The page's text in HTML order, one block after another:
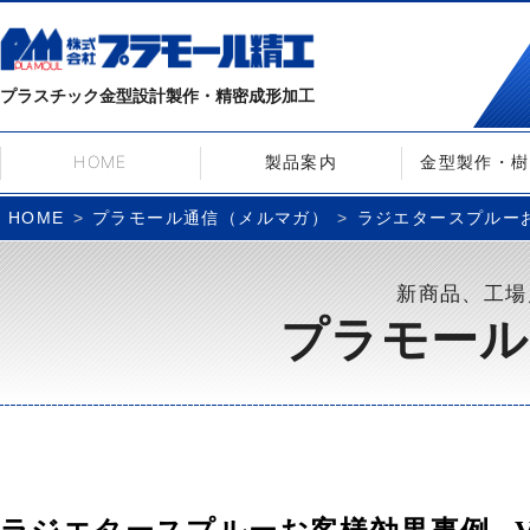
プラスチック金型設計製作・精密成形加工
HOME 製品案内 金型製作・
HOME プラモール通信（メルマガ） ラジエタースプル
新商品、工
プラモー